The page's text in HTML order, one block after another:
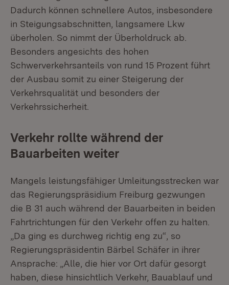
Dadurch können schnellere Autos, insbesondere
in Steigungsabschnitten, langsamere Lkw
überholen. So nimmt der Überholdruck ab.
Besonders angesichts des hohen
Schwerverkehrsanteils von rund 15 Prozent führt
der Ausbau somit zu einer Steigerung der
Verkehrsqualität und besonders der
Verkehrssicherheit.
Verkehr rollte während der
Bauarbeiten weiter
Mangels leistungsfähiger Umleitungsstrecken war
das Regierungspräsidium Freiburg gezwungen
die B 31 auch während der Bauarbeiten in beiden
Fahrtrichtungen für den Verkehr offen zu halten.
„Da ging es durchweg richtig eng zu“, so
Regierungspräsidentin Bärbel Schäfer in ihrer
Ansprache: „Alle, die hier vor Ort dafür gesorgt
haben, diese hinsichtlich Verkehr, Bauablauf und